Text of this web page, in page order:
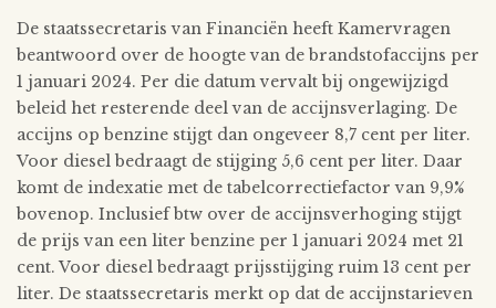
De staatssecretaris van Financiën heeft Kamervragen
beantwoord over de hoogte van de brandstofaccijns per
1 januari 2024. Per die datum vervalt bij ongewijzigd
beleid het resterende deel van de accijnsverlaging. De
accijns op benzine stijgt dan ongeveer 8,7 cent per liter.
Voor diesel bedraagt de stijging 5,6 cent per liter. Daar
komt de indexatie met de tabelcorrectiefactor van 9,9%
bovenop. Inclusief btw over de accijnsverhoging stijgt
de prijs van een liter benzine per 1 januari 2024 met 21
cent. Voor diesel bedraagt prijsstijging ruim 13 cent per
liter. De staatssecretaris merkt op dat de accijnstarieven